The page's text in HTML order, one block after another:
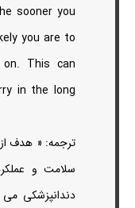
sooner you
you are to
This can
in the long
ترجمه: « هدف از
سلامت و
دندانپزشکی